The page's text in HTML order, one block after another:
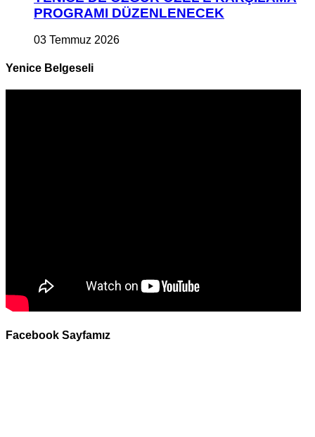
PROGRAMI DÜZENLENECEK
03 Temmuz 2026
Yenice Belgeseli
Facebook Sayfamız